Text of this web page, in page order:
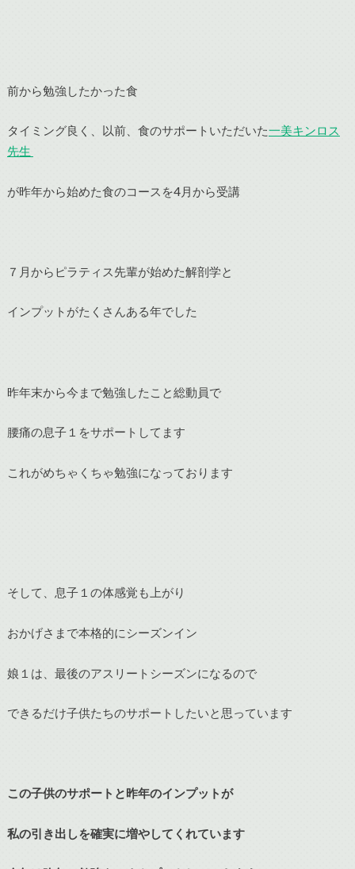
前から勉強したかった食
タイミング良く、以前、食のサポートいただいた一美キンロス
先生
が昨年から始めた食のコースを4月から受講
７月からピラティス先輩が始めた解剖学と
インプットがたくさんある年でした
昨年末から今まで勉強したこと総動員で
腰痛の息子１をサポートしてます
これがめちゃくちゃ勉強になっております
そして、息子１の体感覚も上がり
おかげさまで本格的にシーズンイン
娘１は、最後のアスリートシーズンになるので
できるだけ子供たちのサポートしたいと思っています
この子供のサポートと昨年のインプットが
私の引き出しを確実に増やしてくれています